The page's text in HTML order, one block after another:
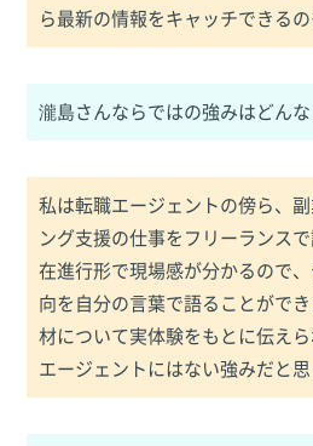
ら最新の情報をキャッチできるの
瀧島さんならではの強みはどんな
私は転職エージェントの傍ら、
ング支援の仕事をフリーランス
在進行形で現場感が分かるので
向を自分の言葉で語ることがで
材について実体験をもとに伝え
エージェントにはない強みだと思